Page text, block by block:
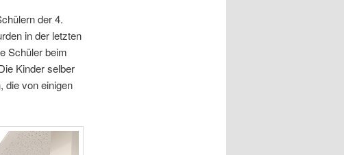
der 4.
in der letzten
Schüler beim
Kinder selber
die von einigen